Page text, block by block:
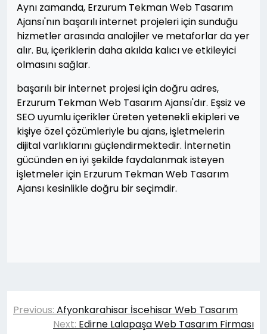
Aynı zamanda, Erzurum Tekman Web Tasarım
Ajansı'nın başarılı internet projeleri için sunduğu
hizmetler arasında analojiler ve metaforlar da yer
alır. Bu, içeriklerin daha akılda kalıcı ve etkileyici
olmasını sağlar.
başarılı bir internet projesi için doğru adres,
Erzurum Tekman Web Tasarım Ajansı'dır. Eşsiz ve
SEO uyumlu içerikler üreten yetenekli ekipleri ve
kişiye özel çözümleriyle bu ajans, işletmelerin
dijital varlıklarını güçlendirmektedir. İnternetin
gücünden en iyi şekilde faydalanmak isteyen
işletmeler için Erzurum Tekman Web Tasarım
Ajansı kesinlikle doğru bir seçimdir.
Yazı
gezinmesi
Previous: Afyonkarahisar İscehisar Web Tasarım
Next: Edirne Lalapaşa Web Tasarım Firması